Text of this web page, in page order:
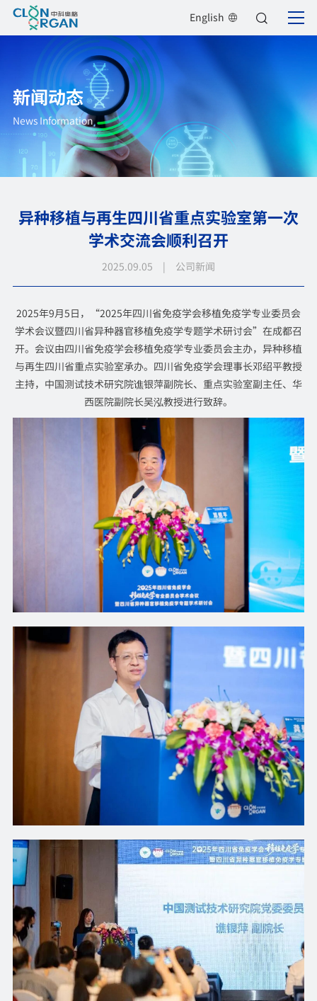
English
新闻动态
News Information
异种移植与再生四川省重点实验室第一次
学术交流会顺利召开
2025.09.05 | 公司新闻
2025年9月5日，“2025年四川省免疫学会移植免疫学专业委员会
学术会议暨四川省异种器官移植免疫学专题学术研讨会”在成都召
开。会议由四川省免疫学会移植免疫学专业委员会主办，异种移植
与再生四川省重点实验室承办。四川省免疫学会理事长邓绍平教授
主持，中国测试技术研究院谯银萍副院长、重点实验室副主任、华
西医院副院长吴泓教授进行致辞。